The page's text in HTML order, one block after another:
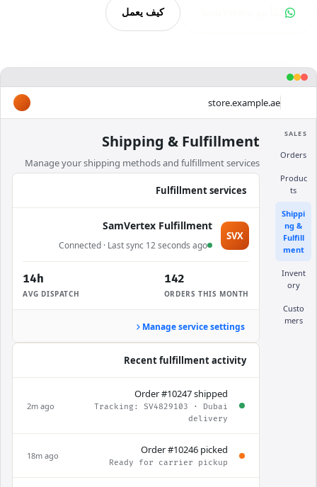
كيف يعمل
wix
store.example.ae
SALES
Orders
Produc
ts
Shippi
ng &
Fulfill
ment
Invent
ory
Custo
mers
Shipping & Fulfillment
Manage your shipping methods and fulfillment services
Fulfillment services
SVX
SamVertex Fulfillment
Connected · Last sync 12 seconds ago
142
ORDERS THIS MONTH
14h
AVG DISPATCH
Manage service settings
Recent fulfillment activity
Order #10247 shipped
Tracking: SV4829103 · Dubai
delivery
2m ago
Order #10246 picked
Ready for carrier pickup
18m ago